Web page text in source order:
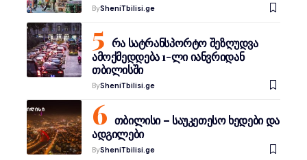
BySheniTbilisi.ge
რა სატრანსპორტო შეზღუდვა
ამოქმედდება 1-ლი იანვრიდან
თბილისში
BySheniTbilisi.ge
თბილისი – საუკეთესო ხედები და
ადგილები
BySheniTbilisi.ge